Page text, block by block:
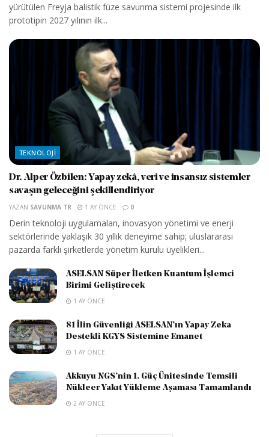
yürütülen Freyja balistik füze savunma sistemi projesinde ilk
prototipin 2027 yılının ilk...
TEKNOLOJI
Dr. Alper Özbilen: Yapay zekâ, veri ve insansız sistemler
savaşın geleceğini şekillendiriyor
YAZAN SAVUNMA TR 1 AY ÖNCE 0
Derin teknoloji uygulamaları, inovasyon yönetimi ve enerji
sektörlerinde yaklaşık 30 yıllık deneyime sahip; uluslararası
pazarda farklı şirketlerde yönetim kurulu üyelikleri...
ASELSAN Süper İletken Kuantum İşlemci
Birimi Geliştirecek
1 AY ÖNCE
81 İlin Güvenliği ASELSAN’ın Yapay Zeka
Destekli KGYS Sistemine Emanet
1 AY ÖNCE
Akkuyu NGS’nin 1. Güç Ünitesinde Temsili
Nükleer Yakıt Yükleme Aşaması Tamamlandı
2 AY ÖNCE